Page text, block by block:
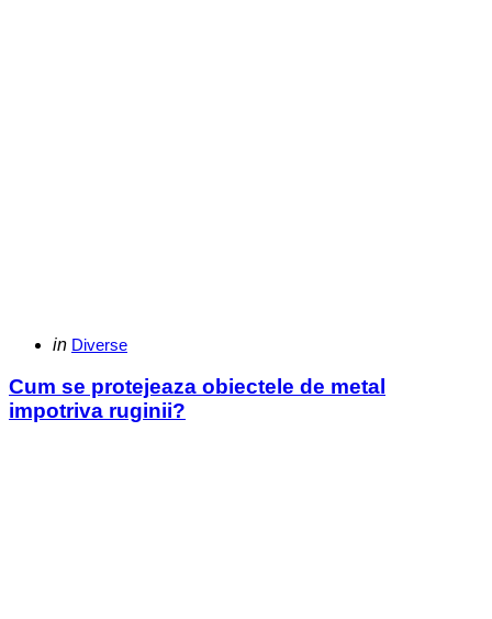
Categories
Posted
in Diverse
Cum se protejeaza obiectele de metal
impotriva ruginii?